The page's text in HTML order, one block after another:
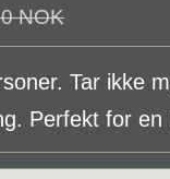
NOK
Tar ikke
Perfekt for en